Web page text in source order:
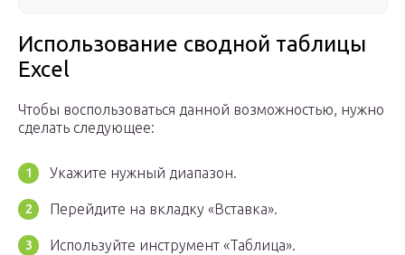
Использование сводной таблицы
Excel
Чтобы воспользоваться данной возможностью, нужно
сделать следующее:
Укажите нужный диапазон.
Перейдите на вкладку «Вставка».
Используйте инструмент «Таблица».